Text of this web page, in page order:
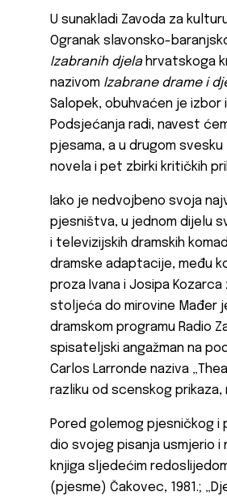
U sunakladi Zavoda za
Ogranak slavonsko-
Izabranih djelahrvatskoga
nazivom Izabrane drame i
Salopek, obuhvaćen je
Podsjećanja radi, navest
pjesama, a u drugom
novela i pet zbirki kritičkih
Iako je nedvojbeno svoja
pjesništva, u jednom dijelu
i televizijskih dramskih
dramske adaptacije, među
proza Ivana i Josipa
stoljeća do mirovine Mađer
dramskom programu Radio
spisateljski angažman na
Carlos Larronde naziva
razliku od scenskog prikaza,
Pored golemog pjesničkog i
dio svojeg pisanja usmjerio
knjiga sljedećim
(pjesme) Čakovec, 1981.;